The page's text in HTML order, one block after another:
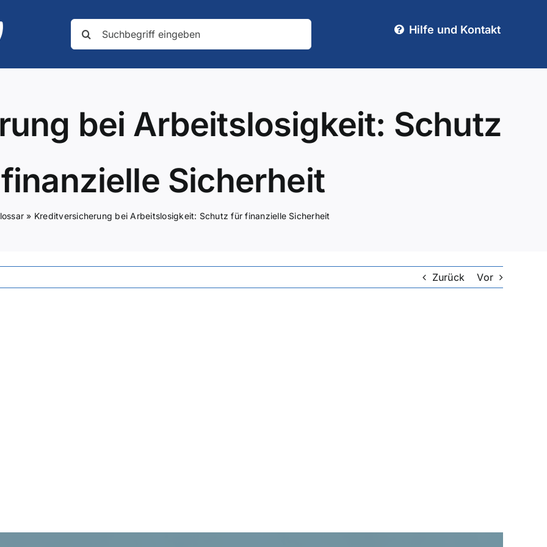
nach:
Hilfe und Kontakt
bei Arbeitslosigkeit: Schutz
Sicherheit
» Kreditversicherung bei Arbeitslosigkeit: Schutz für finanzielle Sicherheit
Zurück Vor